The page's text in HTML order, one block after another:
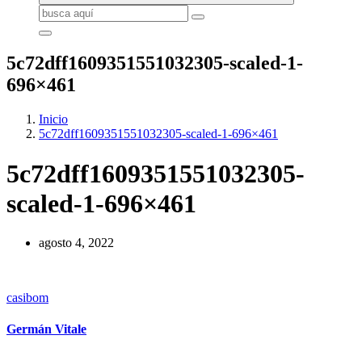
Buscar:
5c72dff1609351551032305-scaled-1-
696×461
Inicio
5c72dff1609351551032305-scaled-1-696×461
5c72dff1609351551032305-
scaled-1-696×461
agosto 4, 2022
casibom
Germán Vitale